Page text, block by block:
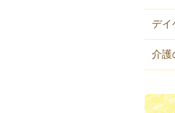
デイ
介護